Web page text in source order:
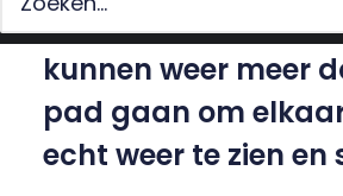
Corona en daarna.
kunnen weer meer
pad gaan om
echt weer te zien en